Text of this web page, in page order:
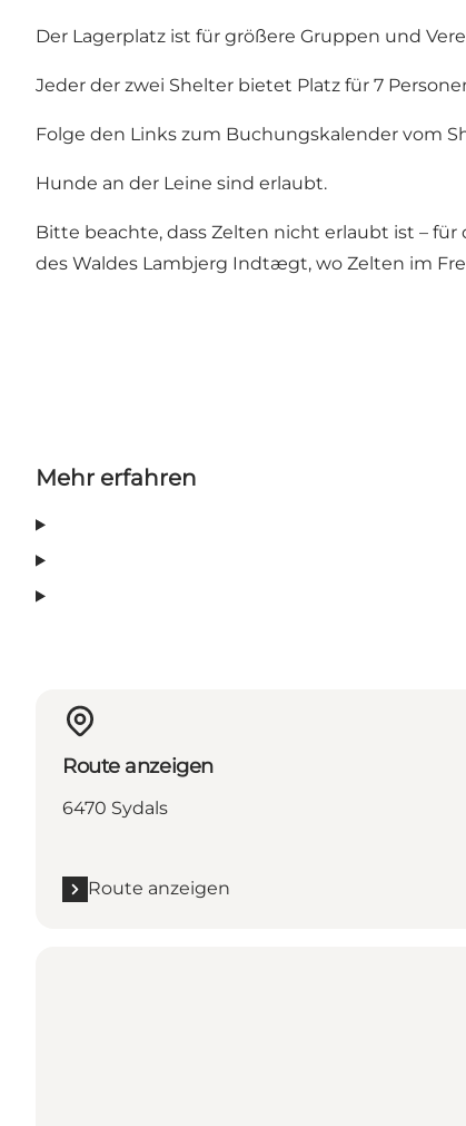
Der Lagerplatz ist für größere Gruppen und
Jeder der zwei Shelter bietet Platz für 7
Folge den Links zum Buchungskalender vom
Hunde an der Leine sind erlaubt.
Bitte beachte, dass Zelten nicht erlaubt ist – für
des Waldes Lambjerg Indtægt, wo Zelten im
Mehr erfahren
Route anzeigen
6470 Sydals
Route anzeigen